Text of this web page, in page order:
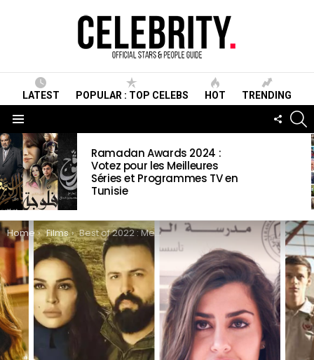
LATEST POPULAR : TOP CELEBS HOT TRENDING
LATEST
STORIES
Ramadan Awards 2024 :
Votez pour les Meilleures
Séries et Programmes TV en
Tunisie
You are here:
Home Films Best of 2022 : Meilleurs films et séries arabes sur Netflix